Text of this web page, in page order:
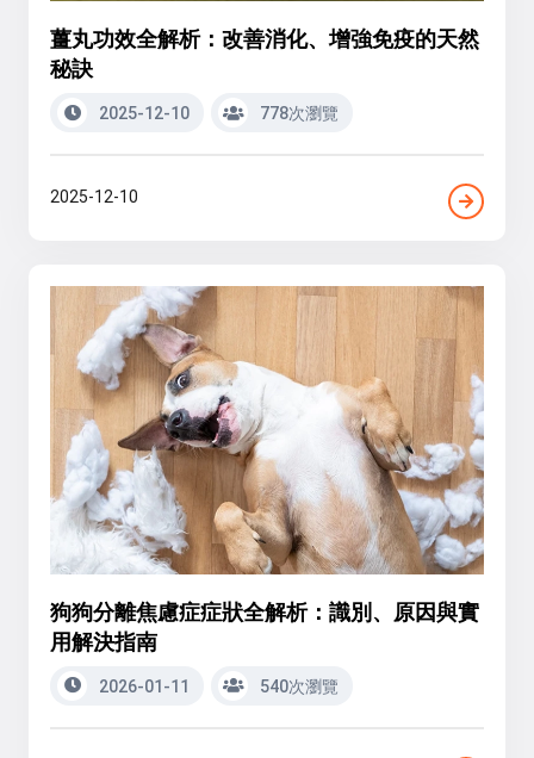
薑丸功效全解析：改善消化、增強免疫的天然
秘訣
2025-12-10 778次瀏覽
2025-12-10
狗狗分離焦慮症症狀全解析：識別、原因與實
用解決指南
2026-01-11 540次瀏覽